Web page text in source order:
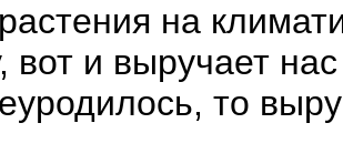
на
вот и выручает
то